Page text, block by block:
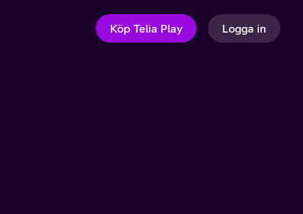
Köp Telia Play Logga in